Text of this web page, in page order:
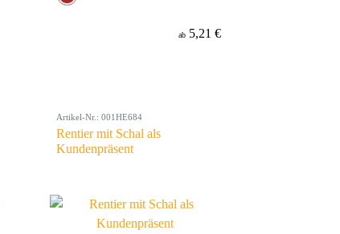
ab 5,21 €
Artikel-Nr.: 001HE684
Rentier mit Schal als
Kundenpräsent